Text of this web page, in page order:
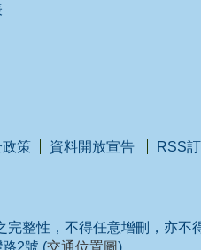
政策 資料開放宣告 RSS
整性，不得任意增刪，亦不
2號 (交通位置圖)